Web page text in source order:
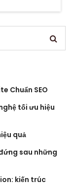
Chuẩn SEO
tối ưu hiệu
quả
sau những
kiến trúc